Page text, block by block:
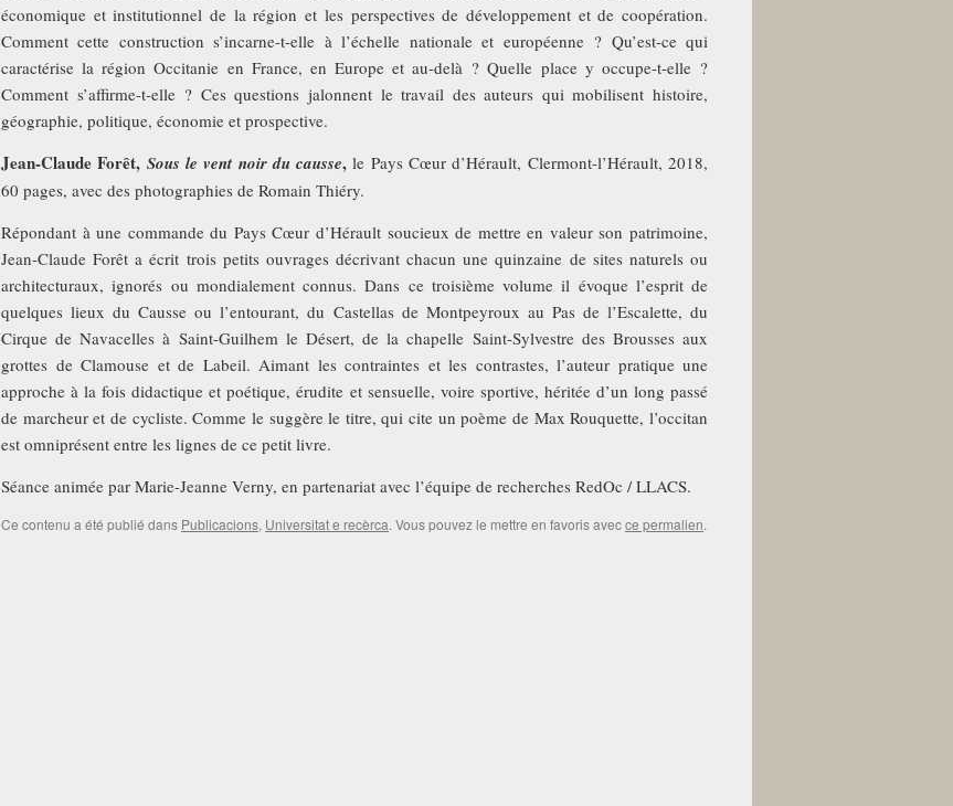
économique et institutionnel de la région et les perspectives de développement et de coopération.
Comment cette construction s’incarne-t-elle à l’échelle nationale et européenne ? Qu’est-ce qui
caractérise la région Occitanie en France, en Europe et au-delà ? Quelle place y occupe-t-elle ?
Comment s’affirme-t-elle ? Ces questions jalonnent le travail des auteurs qui mobilisent histoire,
géographie, politique, économie et prospective.
Jean-Claude Forêt, Sous le vent noir du causse, le Pays Cœur d’Hérault, Clermont-l’Hérault, 2018,
60 pages, avec des photographies de Romain Thiéry.
Répondant à une commande du Pays Cœur d’Hérault soucieux de mettre en valeur son patrimoine,
Jean-Claude Forêt a écrit trois petits ouvrages décrivant chacun une quinzaine de sites naturels ou
architecturaux, ignorés ou mondialement connus. Dans ce troisième volume il évoque l’esprit de
quelques lieux du Causse ou l’entourant, du Castellas de Montpeyroux au Pas de l’Escalette, du
Cirque de Navacelles à Saint-Guilhem le Désert, de la chapelle Saint-Sylvestre des Brousses aux
grottes de Clamouse et de Labeil. Aimant les contraintes et les contrastes, l’auteur pratique une
approche à la fois didactique et poétique, érudite et sensuelle, voire sportive, héritée d’un long passé
de marcheur et de cycliste. Comme le suggère le titre, qui cite un poème de Max Rouquette, l’occitan
est omniprésent entre les lignes de ce petit livre.
Séance animée par Marie-Jeanne Verny, en partenariat avec l’équipe de recherches RedOc / LLACS.
Ce contenu a été publié dans Publicacions, Universitat e recèrca. Vous pouvez le mettre en favoris avecce permalien.